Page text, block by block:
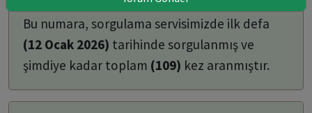
Bu numara, sorgulama servisimizde ilk defa
(12 Ocak 2026) tarihinde sorgulanmış ve
şimdiye kadar toplam (109) kez aranmıştır.